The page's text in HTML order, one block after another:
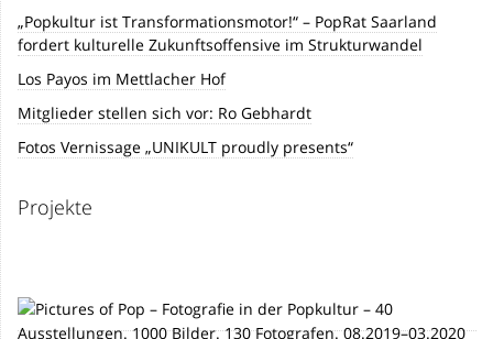
„Popkultur ist Transformationsmotor!“ – PopRat Saarland
fordert kulturelle Zukunftsoffensive im Strukturwandel
Los Payos im Mettlacher Hof
Mitglieder stellen sich vor: Ro Gebhardt
Fotos Vernissage „UNIKULT proudly presents“
Projekte